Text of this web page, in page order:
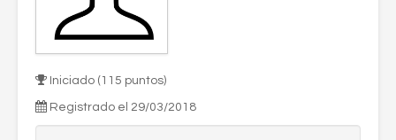
Iniciado (115 puntos)
Registrado el 29/03/2018